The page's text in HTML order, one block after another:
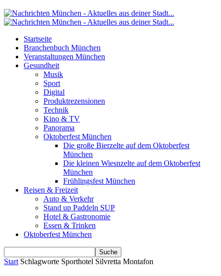
Startseite
Branchenbuch München
Veranstaltungen München
Gesundheit
Musik
Sport
Digital
Produktrezensionen
Technik
Kino & TV
Panorama
Oktoberfest München
Die große Bierzelte auf dem Oktoberfest
München
Die kleinen Wiesnzelte auf dem Oktoberfest
München
Frühlingsfest München
Reisen & Freizeit
Auto & Verkehr
Stand up Paddeln SUP
Hotel & Gastronomie
Essen & Trinken
Oktoberfest München
Start Schlagworte Sporthotel Silvretta Montafon